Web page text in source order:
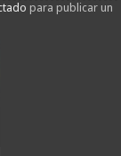
para publicar un